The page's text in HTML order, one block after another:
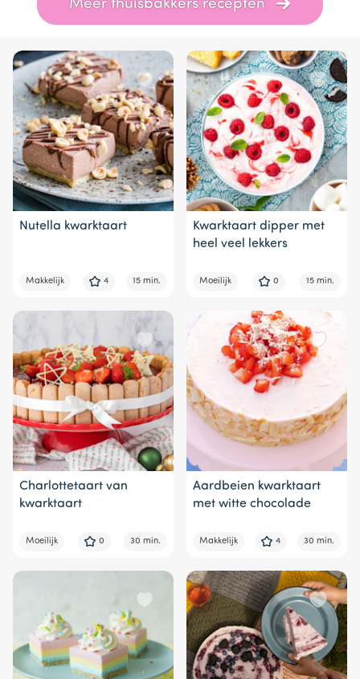
Meer thuisbakkers recepten
Nutella kwarktaart
Makkelijk 4 15 min.
Kwarktaart dipper met
heel veel lekkers
Moeilijk 0 15 min.
Charlottetaart van
kwarktaart
Moeilijk 0 30 min.
Aardbeien kwarktaart
met witte chocolade
Makkelijk 4 30 min.